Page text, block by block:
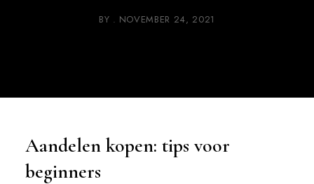
BY NOVEMBER 24, 2021
Aandelen kopen: tips voor
beginners